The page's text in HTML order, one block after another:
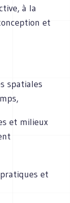
à la
et
spatiales
et milieux
et